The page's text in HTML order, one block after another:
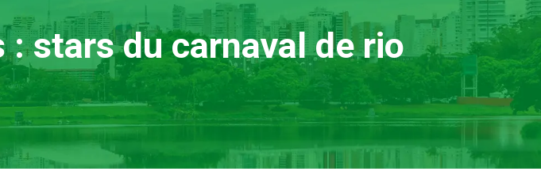
stars du carnaval de rio